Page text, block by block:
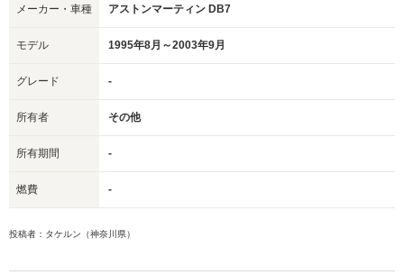
メーカー・車種 アストンマーティン DB7
モデル 1995年8月～2003年9月
グレード -
所有者 その他
所有期間 -
燃費 -
投稿者：タケルン（神奈川県）